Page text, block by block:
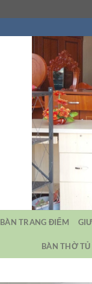
BÀN TRANG ĐIỂM
BÀN THỜ